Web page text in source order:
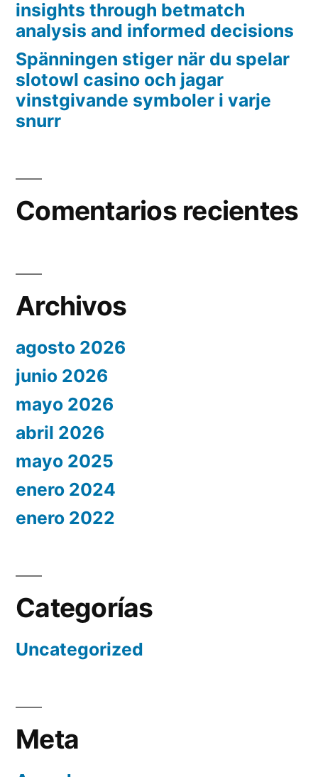
insights through betmatch
analysis and informed decisions
Spänningen stiger när du spelar
slotowl casino och jagar
vinstgivande symboler i varje
snurr
Comentarios recientes
Archivos
agosto 2026
junio 2026
mayo 2026
abril 2026
mayo 2025
enero 2024
enero 2022
Categorías
Uncategorized
Meta